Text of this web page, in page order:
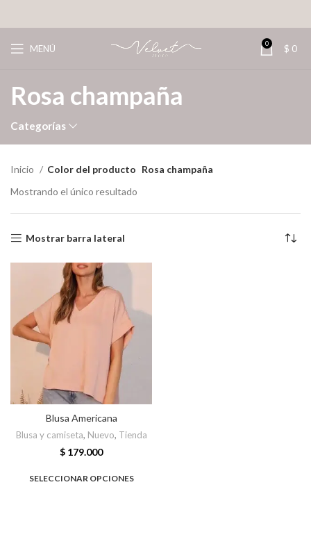
MENÚ 0 $ 0
Rosa champaña
Categorías
Inicio Color del producto Rosa champaña
Mostrando el único resultado
Mostrar barra lateral
Blusa Americana
Blusa y camiseta, Nuevo, Tienda
$ 179.000
SELECCIONAR OPCIONES